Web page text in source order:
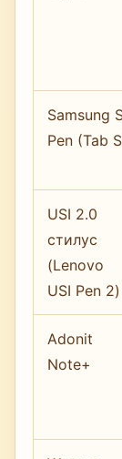
Samsung
Pen (Tab
USI 2.0
стилус
(Lenovo
USI Pen 2)
Adonit
Note+